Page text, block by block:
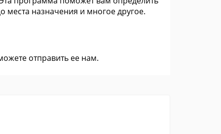
назначения и многое другое.
отправить ее нам.